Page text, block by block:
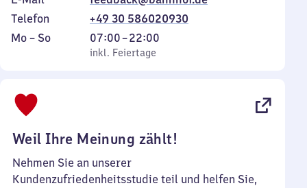
Telefon
+49 30 586020930
Montag
Mo – So,
inkl. Feiertage
07:00–22:00
Von
7
inkl. Feiertage
Weil Ihre Meinung zählt!
Nehmen Sie an unserer
Kundenzufriedenheitsstudie teil und helfen Sie,